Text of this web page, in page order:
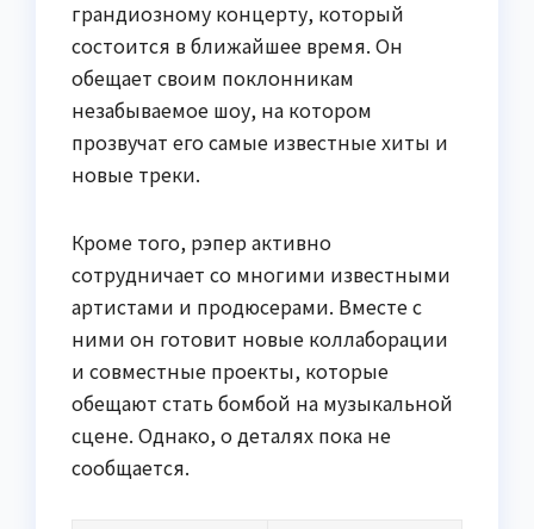
грандиозному концерту, который
состоится в ближайшее время. Он
обещает своим поклонникам
незабываемое шоу, на котором
прозвучат его самые известные хиты и
новые треки.
Кроме того, рэпер активно
сотрудничает со многими известными
артистами и продюсерами. Вместе с
ними он готовит новые коллаборации
и совместные проекты, которые
обещают стать бомбой на музыкальной
сцене. Однако, о деталях пока не
сообщается.